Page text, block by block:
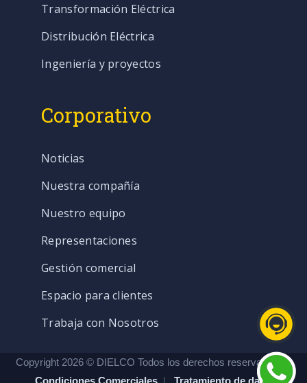
Transformación Eléctrica
Distribución Eléctrica
Ingeniería y proyectos
Corporativo
Noticias
Nuestra compañía
Nuestro equipo
Representaciones
Gestión comercial
Espacio para clientes
Trabaja con Nosotros
Copyright 2026 © DIELCO Todos los derechos reservados. |
Condiciones Comerciales | Tratamiento de datos